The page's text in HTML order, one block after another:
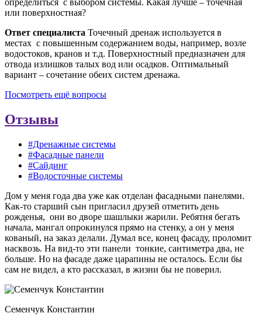
или поверхностная?
Ответ специалиста Точечный дренаж используется в
местах с повышенным содержанием воды, например, возле
водостоков, кранов и т.д. Поверхностный предназначен для
отвода излишков талых вод или осадков. Оптимальный
вариант – сочетание обеих систем дренажа.
Посмотреть ещё вопросы
Отзывы
#Дренажные системы
#Фасадные панели
#Сайдинг
#Водосточные системы
Дом у меня года два уже как отделан фасадными панелями.
Как-то старший сын пригласил друзей отметить день
рожденья, они во дворе шашлыки жарили. Ребятня бегать
начала, мангал опрокинулся прямо на стенку, а он у меня
кованый, на заказ делали. Думал все, конец фасаду, проломит
насквозь. На вид-то эти панели тонкие, сантиметра два, не
больше. Но на фасаде даже царапины не осталось. Если бы
сам не видел, а кто рассказал, в жизни бы не поверил.
Семенчук Константин